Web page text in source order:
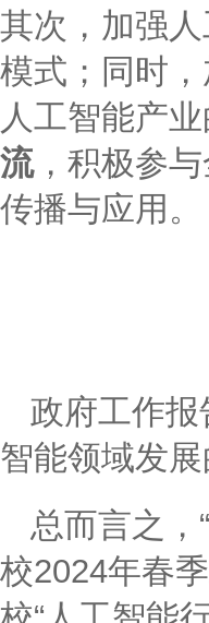
其次，加强
模式；同时
人工智能产
流，积极参
传播与应用。
政府工作报
智能领域发
总而言之，
校2024年春